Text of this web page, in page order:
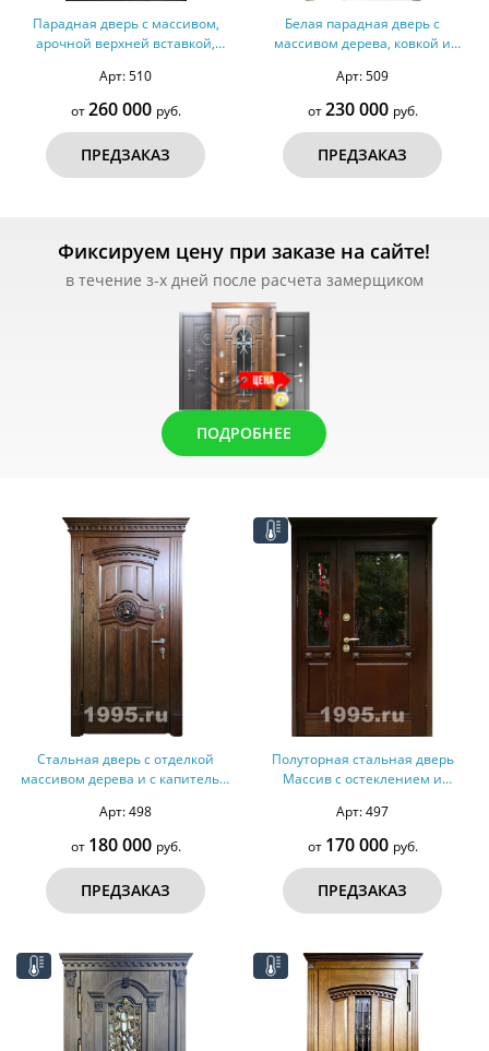
Парадная дверь с массивом,
арочной верхней вставкой,
Арт: 510
от260 000 руб.
ПРЕДЗАКАЗ
Белая парадная дверь с
массивом дерева, ковкой и
Арт: 509
от230 000 руб.
ПРЕДЗАКАЗ
Фиксируем цену при заказе на сайте!
в течение з-х дней после расчета замерщиком
ПОДРОБНЕЕ
Стальная дверь с отделкой
массивом дерева и с капителью
Арт: 498
от 180 000 руб.
ПРЕДЗАКАЗ
Полуторная стальная дверь
Массив с остеклением и
Арт: 497
от 170 000 руб.
ПРЕДЗАКАЗ